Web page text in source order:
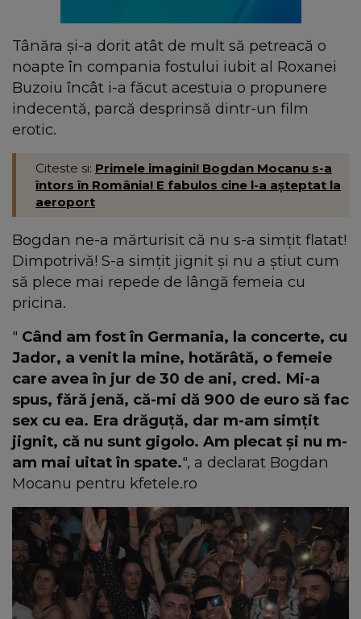
Tânăra şi-a dorit atât de mult să petreacă o
noapte în compania fostului iubit al Roxanei
Buzoiu încât i-a făcut acestuia o propunere
indecentă, parcă desprinsă dintr-un film
erotic.
Citeste si: Primele imagini! Bogdan Mocanu s-a
întors în România! E fabulos cine l-a așteptat la
aeroport
Bogdan ne-a mărturisit că nu s-a simţit flatat!
Dimpotrivă! S-a simţit jignit şi nu a ştiut cum
să plece mai repede de lângă femeia cu
pricina.
" Când am fost în Germania, la concerte, cu
Jador, a venit la mine, hotărâtă, o femeie
care avea în jur de 30 de ani, cred. Mi-a
spus, fără jenă, că-mi dă 900 de euro să fac
sex cu ea. Era drăguţă, dar m-am simţit
jignit, că nu sunt gigolo. Am plecat şi nu m-
am mai uitat în spate.", a declarat Bogdan
Mocanu pentru kfetele.ro